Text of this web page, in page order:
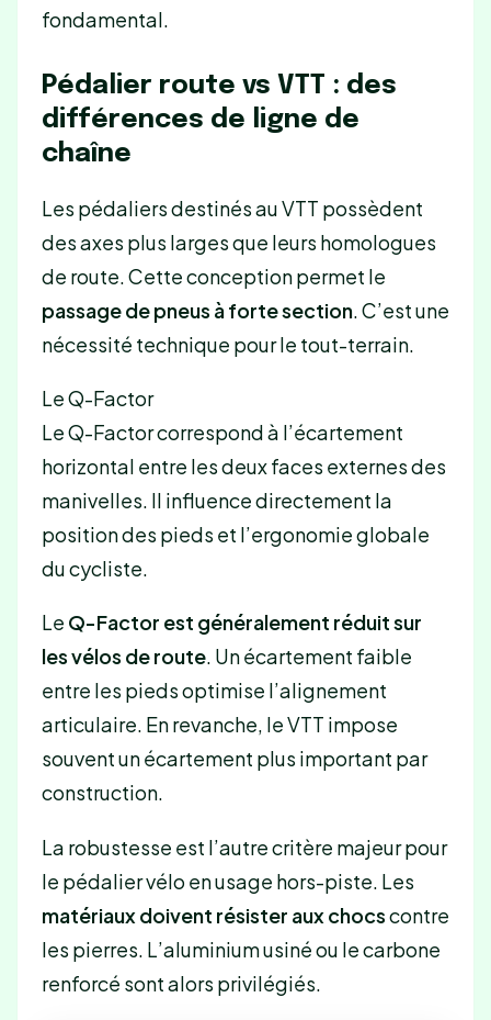
fondamental.
Pédalier route vs VTT : des
différences de ligne de
chaîne
Les pédaliers destinés au VTT possèdent
des axes plus larges que leurs homologues
de route. Cette conception permet le
passage de pneus à forte section. C’est une
nécessité technique pour le tout-terrain.
Le Q-Factor
Le Q-Factor correspond à l’écartement
horizontal entre les deux faces externes des
manivelles. Il influence directement la
position des pieds et l’ergonomie globale
du cycliste.
Le Q-Factor est généralement réduit sur
les vélos de route. Un écartement faible
entre les pieds optimise l’alignement
articulaire. En revanche, le VTT impose
souvent un écartement plus important par
construction.
La robustesse est l’autre critère majeur pour
le pédalier vélo en usage hors-piste. Les
matériaux doivent résister aux chocscontre
les pierres. L’aluminium usiné ou le carbone
renforcé sont alors privilégiés.